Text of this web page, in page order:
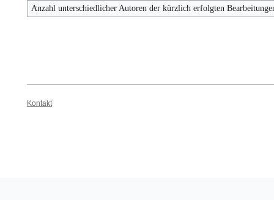
Anzahl unterschiedlicher Autoren der kürzlich erfolgten
Kontakt